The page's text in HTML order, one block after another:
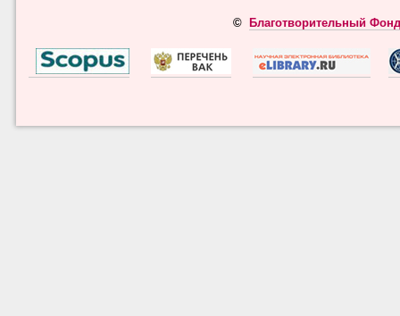
© Благотворительный